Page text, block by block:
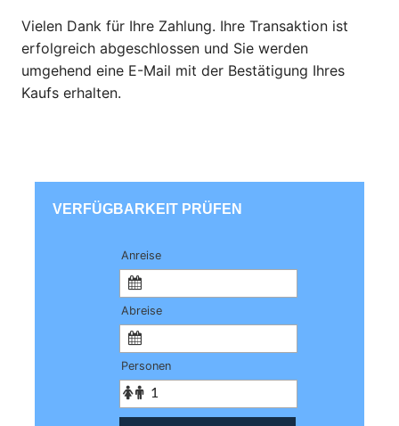
Vielen Dank für Ihre Zahlung. Ihre Transaktion ist
erfolgreich abgeschlossen und Sie werden
umgehend eine E-Mail mit der Bestätigung Ihres
Kaufs erhalten.
VERFÜGBARKEIT PRÜFEN
Anreise
Abreise
Personen